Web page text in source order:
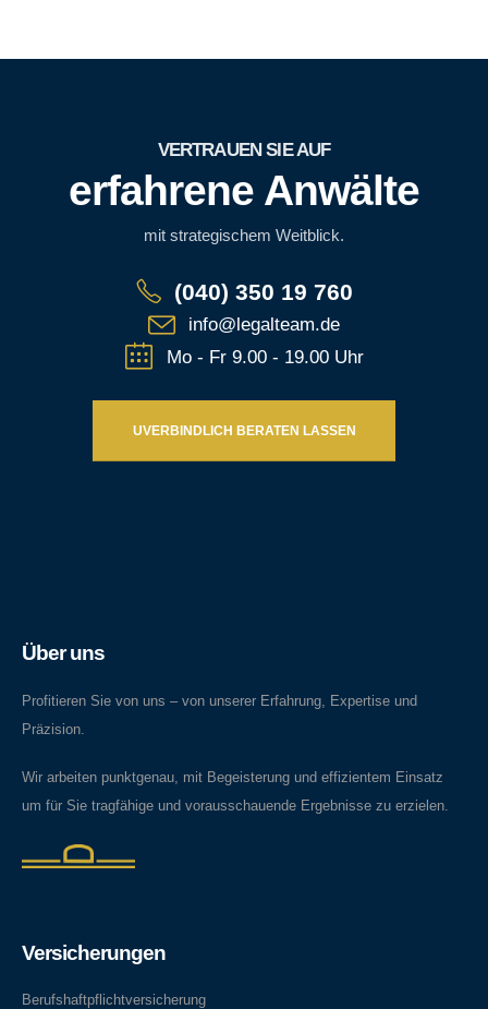
VERTRAUEN SIE AUF
erfahrene Anwälte
mit strategischem Weitblick.
(040) 350 19 760
info@legalteam.de
Mo - Fr 9.00 - 19.00 Uhr
UVERBINDLICH BERATEN LASSEN
Über uns
Profitieren Sie von uns – von unserer Erfahrung, Expertise und
Präzision.
Wir arbeiten punktgenau, mit Begeisterung und effizientem Einsatz
um für Sie tragfähige und vorausschauende Ergebnisse zu erzielen.
Versicherungen
Berufshaftpflichtversicherung